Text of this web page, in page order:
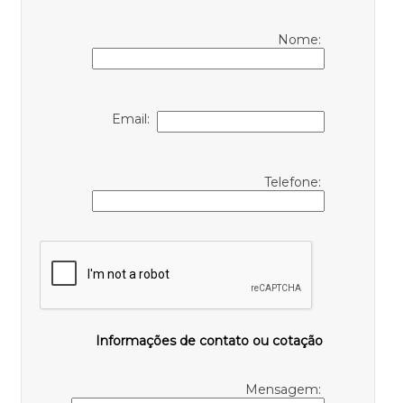
Nome:
Email:
Telefone:
Informações de contato ou cotação
Mensagem: